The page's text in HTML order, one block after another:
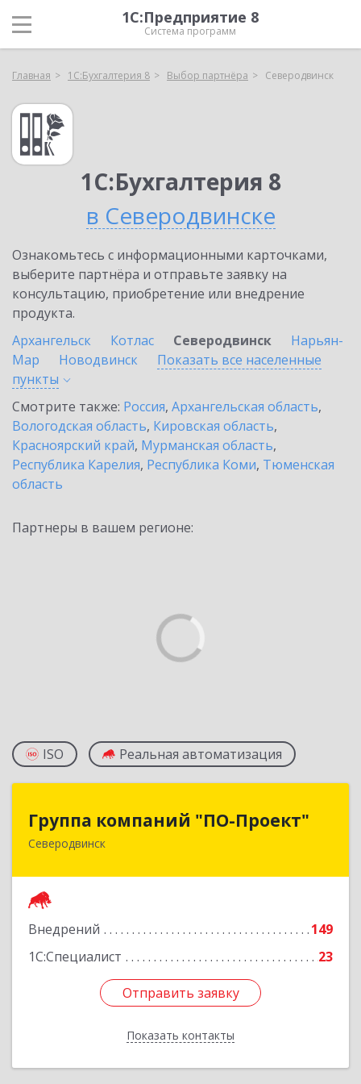
1С:Предприятие 8
Система программ
Главная 1С:Бухгалтерия 8 Выбор партнёра Северодвинск
1С:Бухгалтерия 8
в Северодвинске
Ознакомьтесь с информационными карточками,
выберите партнёра и отправьте заявку на
консультацию, приобретение или внедрение
продукта.
Архангельск
Котлас Северодвинск
Нарьян-
Мар
Новодвинск
Показать все населенные
пункты
Смотрите также: Россия, Архангельская область,
Вологодская область, Кировская область,
Красноярский край, Мурманская область,
Республика Карелия, Республика Коми, Тюменская
область
Партнеры в вашем регионе:
ISO Реальная автоматизация
Группа компаний "ПО-Проект"
Северодвинск
Внедрений
149
1С:Специалист
23
Отправить заявку
Показать контакты
Группа компаний "ПО-Проект"
164500, Архангельская обл, Северодвинск г,
Отправить заявку
Назад